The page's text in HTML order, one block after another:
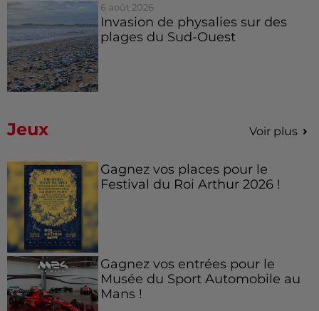
6 août 2026
Invasion de physalies sur des
plages du Sud-Ouest
Jeux Voir plus
Gagnez vos places pour le
Festival du Roi Arthur 2026 !
Gagnez vos entrées pour le
Musée du Sport Automobile au
Mans !